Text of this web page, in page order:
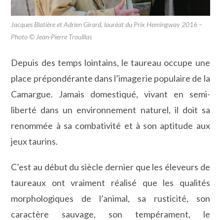
Jacques Blatière et Adrien Girard, lauréat du Prix Hemingway 2016 –
Photo © Jean-Pierre Trouillas
Depuis des temps lointains, le taureau occupe une
place prépondérante dans l’imagerie populaire de la
Camargue. Jamais domestiqué, vivant en semi-
liberté dans un environnement naturel, il doit sa
renommée à sa combativité et à son aptitude aux
jeux taurins.
C’est au début du siècle dernier que les éleveurs de
taureaux ont vraiment réalisé que les qualités
morphologiques de l’animal, sa rusticité, son
caractère sauvage, son tempérament, le